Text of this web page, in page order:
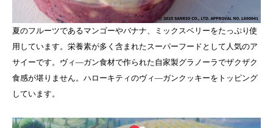
夏のフルーツであるマンゴーやバナナ、ミックスベリーをたっぷり使
用しています。栄養素が多く含まれたスーパーフードとして人気のア
サイーです。ヴィ―ガン食材で作られた自家製グラノーラでザクザク
食感が堪りません。ハローキティのヴィ―ガンクッキーをトッピング
しています。